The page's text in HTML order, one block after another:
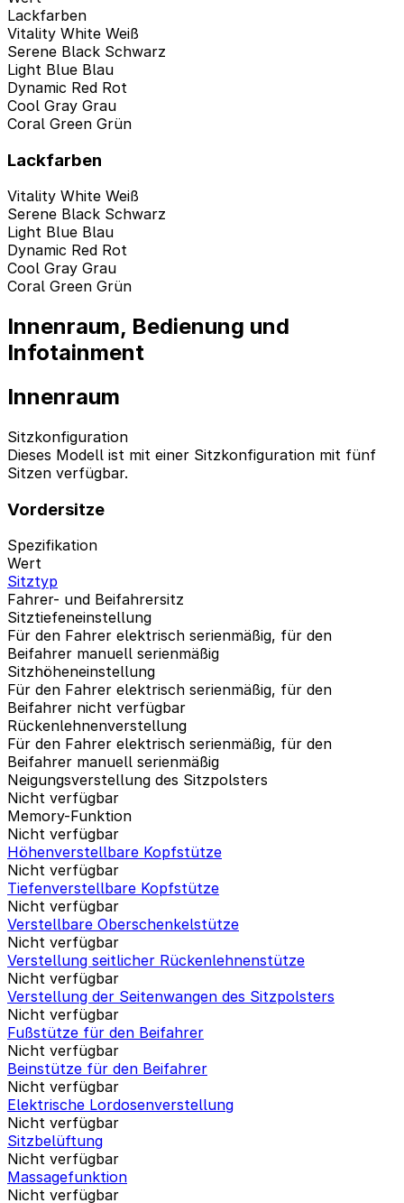
Lackfarben
Vitality White Weiß
Serene Black Schwarz
Light Blue Blau
Dynamic Red Rot
Cool Gray Grau
Coral Green Grün
Lackfarben
Vitality White Weiß
Serene Black Schwarz
Light Blue Blau
Dynamic Red Rot
Cool Gray Grau
Coral Green Grün
Innenraum, Bedienung und
Infotainment
Innenraum
Sitzkonfiguration
Dieses Modell ist mit einer Sitzkonfiguration mit fünf
Sitzen verfügbar.
Vordersitze
Spezifikation
Wert
Sitztyp
Fahrer- und Beifahrersitz
Sitztiefeneinstellung
Für den Fahrer elektrisch serienmäßig, für den
Beifahrer manuell serienmäßig
Sitzhöheneinstellung
Für den Fahrer elektrisch serienmäßig, für den
Beifahrer nicht verfügbar
Rückenlehnenverstellung
Für den Fahrer elektrisch serienmäßig, für den
Beifahrer manuell serienmäßig
Neigungsverstellung des Sitzpolsters
Nicht verfügbar
Memory-Funktion
Nicht verfügbar
Höhenverstellbare Kopfstütze
Nicht verfügbar
Tiefenverstellbare Kopfstütze
Nicht verfügbar
Verstellbare Oberschenkelstütze
Nicht verfügbar
Verstellung seitlicher Rückenlehnenstütze
Nicht verfügbar
Verstellung der Seitenwangen des Sitzpolsters
Nicht verfügbar
Fußstütze für den Beifahrer
Nicht verfügbar
Beinstütze für den Beifahrer
Nicht verfügbar
Elektrische Lordosenverstellung
Nicht verfügbar
Sitzbelüftung
Nicht verfügbar
Massagefunktion
Nicht verfügbar